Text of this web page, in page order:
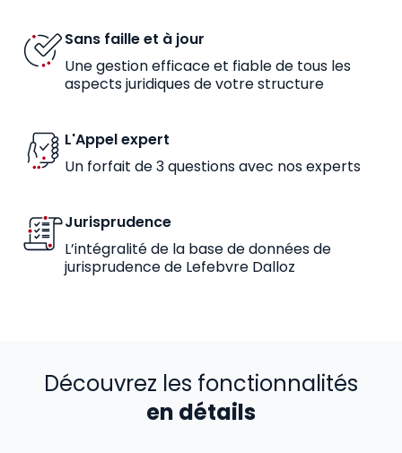
Sans faille et à jour
Une gestion efficace et fiable de tous les
aspects juridiques de votre structure
L'Appel expert
Un forfait de 3 questions avec nos experts
Jurisprudence
L’intégralité de la base de données de
jurisprudence de Lefebvre Dalloz
Découvrez les fonctionnalités
en détails